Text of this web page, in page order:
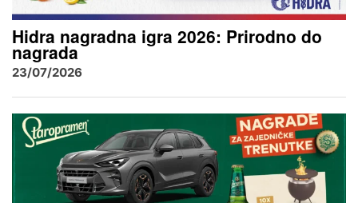
Hidra nagradna igra 2026: Prirodno do
nagrada
23/07/2026